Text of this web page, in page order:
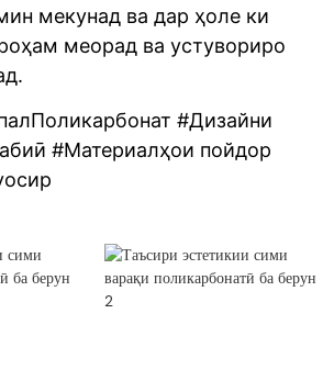
мекунад ва дар ҳоле ки
меорад ва устувориро
#Дизайни
#Материалҳои пойдор